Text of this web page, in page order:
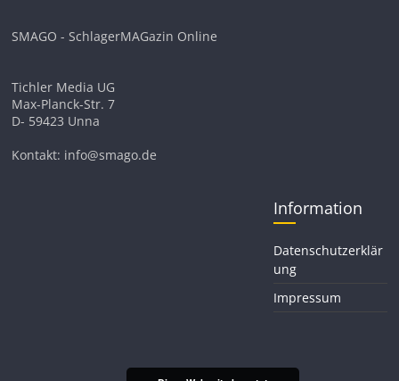
SMAGO - SchlagerMAGazin Online
Tichler Media UG
Max-Planck-Str. 7
D- 59423 Unna
Kontakt: info@smago.de
Information
Datenschutzerklär
ung
Impressum